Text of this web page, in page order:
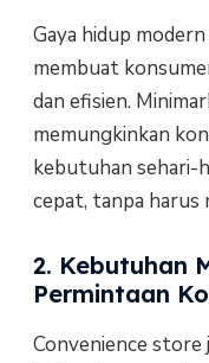
Gaya hidup
membuat
dan efisien.
memungkinkan
kebutuhan sehari-
cepat, tanpa harus
2. Kebutuhan
Permintaan
Convenience store